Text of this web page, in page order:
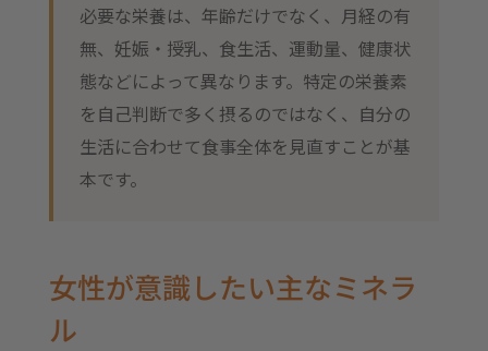
必要な栄養は、年齢だけでなく、月経の有
無、妊娠・授乳、食生活、運動量、健康状
態などによって異なります。特定の栄養素
を自己判断で多く摂るのではなく、自分の
生活に合わせて食事全体を見直すことが基
本です。
女性が意識したい主なミネラ
ル